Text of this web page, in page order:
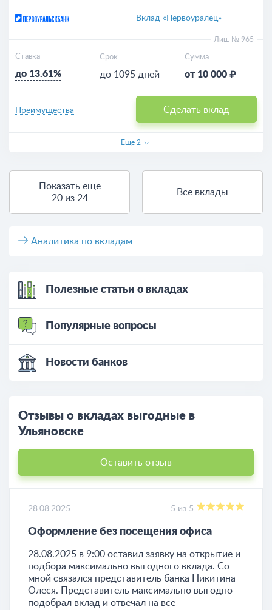
Вклад «Первоуралец»
Лиц. № 965
Ставка
до 13.61%
Срок
до 1095 дней
Сумма
от 10 000 ₽
Сделать вклад
Преимущества
Еще 2
Показать еще
20 из 24
Все вклады
Аналитика по вкладам
Полезные статьи о вкладах
Популярные вопросы
Новости банков
Отзывы о вкладах выгодные в
Ульяновске
Оставить отзыв
28.08.2025 5 из 5
Оформление без посещения офиса
28.08.2025 в 9:00 оставил заявку на открытие и
подбора максимально выгодного вклада. Со
мной связался представитель банка Никитина
Олеся. Представитель максимально выгодно
подобрал вклад и отвечал на все